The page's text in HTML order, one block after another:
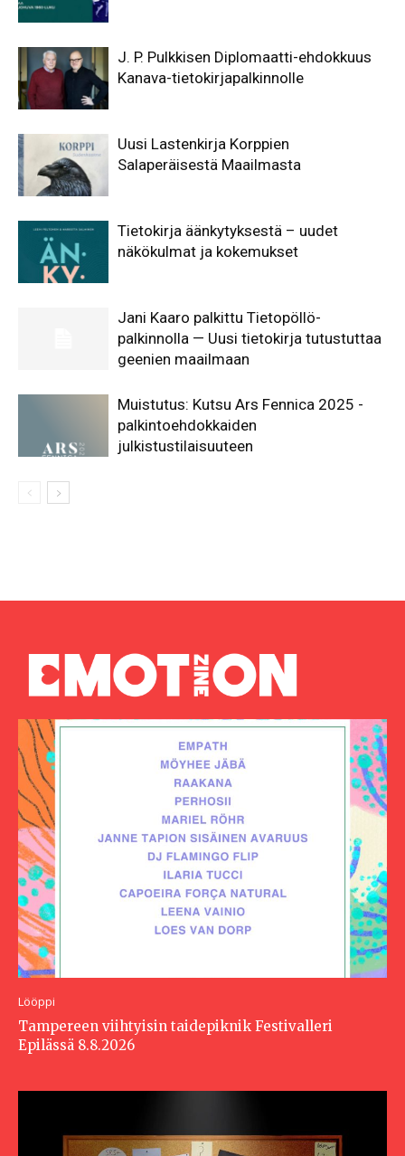
J. P. Pulkkisen Diplomaatti-ehdokkuus
Kanava-tietokirjapalkinnolle
Uusi Lastenkirja Korppien
Salaperäisestä Maailmasta
Tietokirja äänkytyksestä – uudet
näkökulmat ja kokemukset
Jani Kaaro palkittu Tietopöllö-
palkinnolla — Uusi tietokirja tutustuttaa
geenien maailmaan
Muistutus: Kutsu Ars Fennica 2025 -
palkintoehdokkaiden
julkistustilaisuuteen
Lööppi
Tampereen viihtyisin taidepiknik Festivalleri
Epilässä 8.8.2026